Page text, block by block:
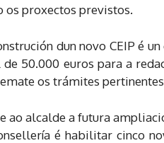
proxectos previstos.
dun novo CEIP é
50.000 euros para a
os trámites
ao alcalde a futura
é habilitar cinco